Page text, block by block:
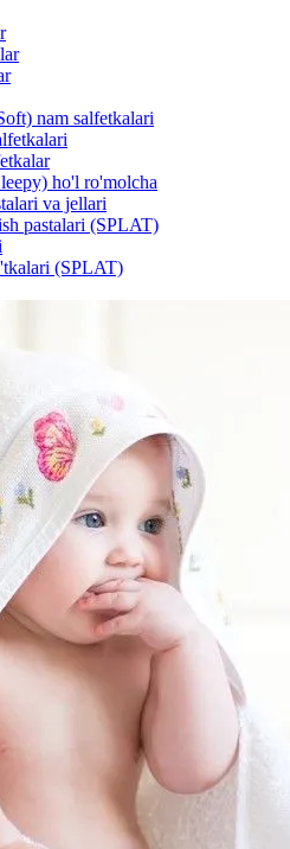
nam salfetkalari
ho'l ro'molcha
va jellari
pastalari (SPLAT)
(SPLAT)